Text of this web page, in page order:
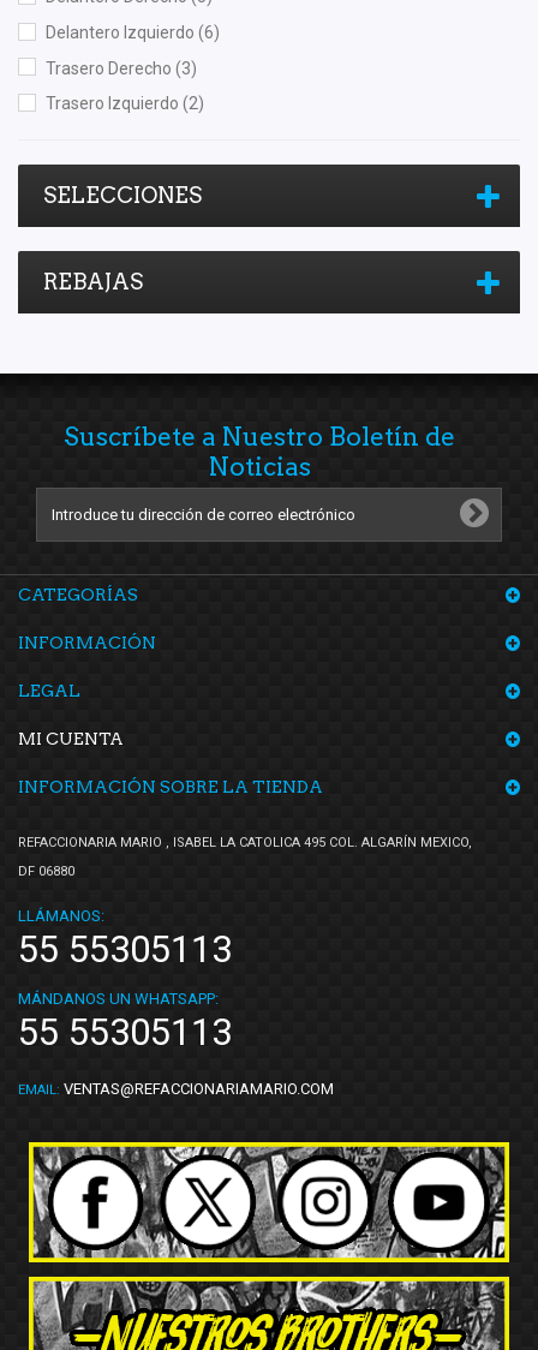
Delantero Izquierdo (6)
Trasero Derecho (3)
Trasero Izquierdo (2)
SELECCIONES
REBAJAS
Suscríbete a Nuestro Boletín de
Noticias
CATEGORÍAS
INFORMACIÓN
LEGAL
MI CUENTA
INFORMACIÓN SOBRE LA TIENDA
REFACCIONARIA MARIO , ISABEL LA CATOLICA 495 COL. ALGARÍN MEXICO,
DF 06880
LLÁMANOS:
55 55305113
MÁNDANOS UN WHATSAPP:
55 55305113
EMAIL: VENTAS@REFACCIONARIAMARIO.COM